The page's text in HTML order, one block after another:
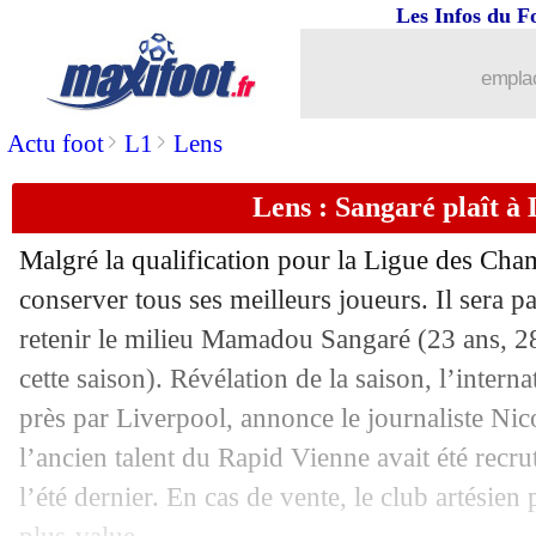
Actu foot> L1 > Lens
Les Infos du
Lens : Sangaré plaît à
Malgré la qualification pour la Ligue des
conserver tous ses meilleurs joueurs. Il sera
retenir le milieu Mamadou Sangaré (23 ans,
cette saison). Révélation de la saison,
près par Liverpool, annonce le journaliste
l’ancien talent du Rapid Vienne avait été
l’été dernier. En cas de vente, le club
: Arsenal libéré par Trossard !
10/05 PFC: Mbow répond pour son avenir
10/05 Lyon: Tolisso explique sa renaissance
10/05 Lille: Motta en priorité ?
10/05 PSG: les regrets de Dina-Ebimbe
10/05 OM: De Lange, un avenir relancé ?
10/05 Barça : toujours pas de C1, Gavi